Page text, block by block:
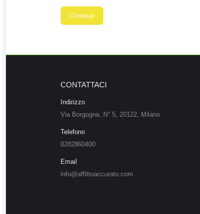
CONTATTACI
Indirizzo
Via Borgogna, N° 5, 20122, Milano
Telefono
0282860400
Email
info@affittoaccurato.com